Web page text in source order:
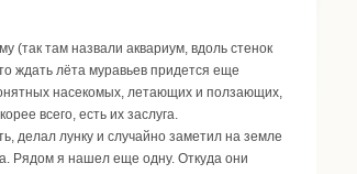
там назвали аквариум, вдоль стенок
ждать лёта муравьев придется еще
насекомых, летающих и ползающих,
всего, есть их заслуга.
делал лунку и случайно заметил на земле
Рядом я нашел еще одну. Откуда они